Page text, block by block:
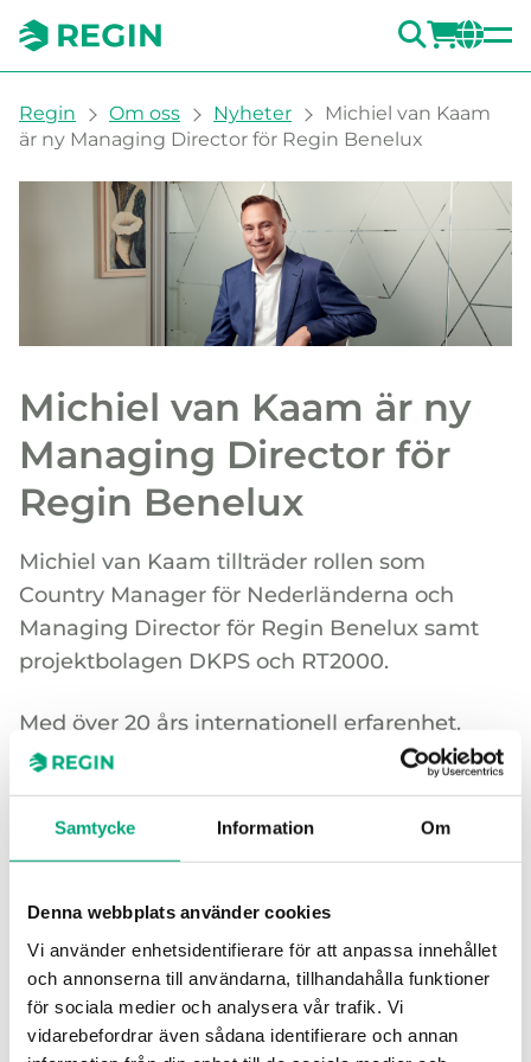
Samtycke Information Om
Denna webbplats använder cookies
Vi använder enhetsidentifierare för att anpassa innehållet
och annonserna till användarna, tillhandahålla funktioner
för sociala medier och analysera vår trafik. Vi
vidarebefordrar även sådana identifierare och annan
SÖK
You are here:
Regin Om oss Nyheter
Michiel van Kaam
är ny Managing Director för Regin Benelux
Michiel van Kaam är ny
Managing Director för
Regin Benelux
Michiel van Kaam tillträder rollen som
Country Manager för Nederländerna och
Managing Director för Regin Benelux samt
projektbolagen DKPS och RT2000.
Med över 20 års internationell erfarenhet,
varav en stor del inom
automationsbranschen, kommer Michiel att
ansvara för att vidareutveckla och stärka
verksamheten i Nederländerna.
Hej Michiel, kan du berätta lite om dig själv?
Under de senaste 20 åren har jag arbetat i olika
roller inom automationsindustrin, både inom
industri- och fastighetsautomation, på företag som
Honeywell och Johnson Controls. Mitt intresse